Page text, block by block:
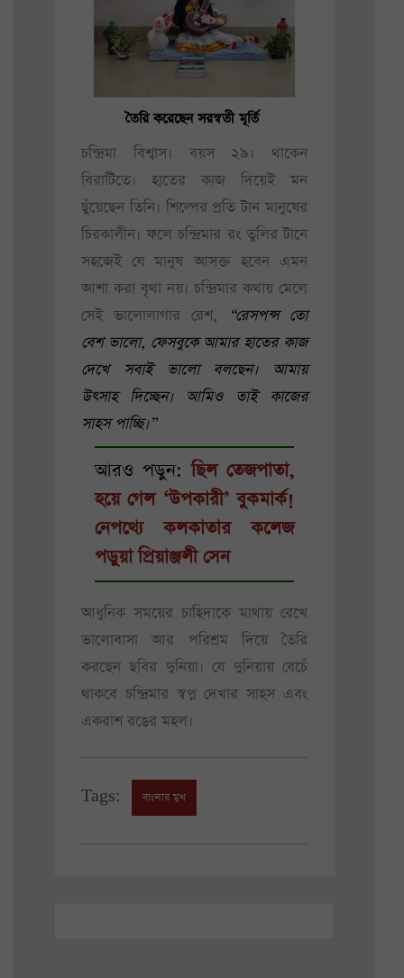
তৈরি করেছেন সরস্বতী মূর্তি
চন্দ্রিমা বিশ্বাস। বয়স ২৯। থাকেন
বিরাটিতে। হাতের কাজ দিয়েই মন
ছুঁয়েছেন তিনি। শিল্পের প্রতি টান মানুষের
চিরকালীন। ফলে চন্দ্রিমার রং তুলির টানে
সহজেই যে মানুষ আসক্ত হবেন এমন
আশা করা বৃথা নয়। চন্দ্রিমার কথায় মেলে
সেই ভালোলাগার রেশ,
“রেসপন্স তো
বেশ ভালো, ফেসবুকে আমার হাতের কাজ
দেখে সবাই ভালো বলছেন। আমায়
উৎসাহ দিচ্ছেন। আমিও তাই কাজের
সাহস পাচ্ছি।”
আরও পড়ুন:ছিল তেজপাতা,
হয়ে গেল ‘উপকারী’ বুকমার্ক!
নেপথ্যে কলকাতার কলেজ
পড়ুয়া প্রিয়াঞ্জলী সেন
আধুনিক সময়ের চাহিদাকে মাথায় রেখে
ভালোবাসা আর পরিশ্রম দিয়ে তৈরি
করছেন ছবির দুনিয়া। যে দুনিয়ায় বেচেঁ
থাকবে চন্দ্রিমার স্বপ্ন দেখার সাহস এবং
একরাশ রঙের মহল।
Tags: বাংলার মুখ